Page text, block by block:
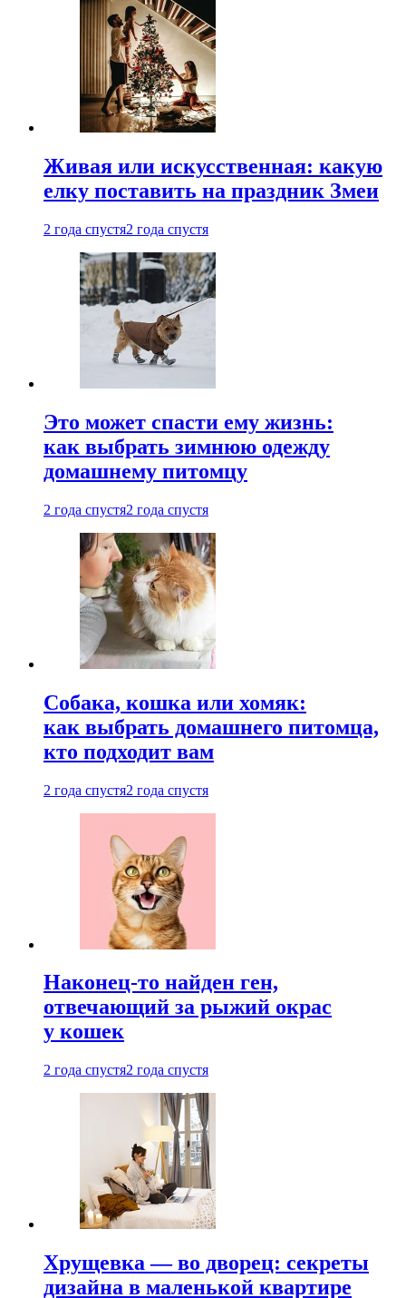
Живая или искусственная: какую
елку поставить на праздник Змеи
2 года спустя2 года спустя
Это может спасти ему жизнь:
как выбрать зимнюю одежду
домашнему питомцу
2 года спустя2 года спустя
Собака, кошка или хомяк:
как выбрать домашнего питомца,
кто подходит вам
2 года спустя2 года спустя
Наконец-то найден ген,
отвечающий за рыжий окрас
у кошек
2 года спустя2 года спустя
Хрущевка — во дворец: секреты
дизайна в маленькой квартире